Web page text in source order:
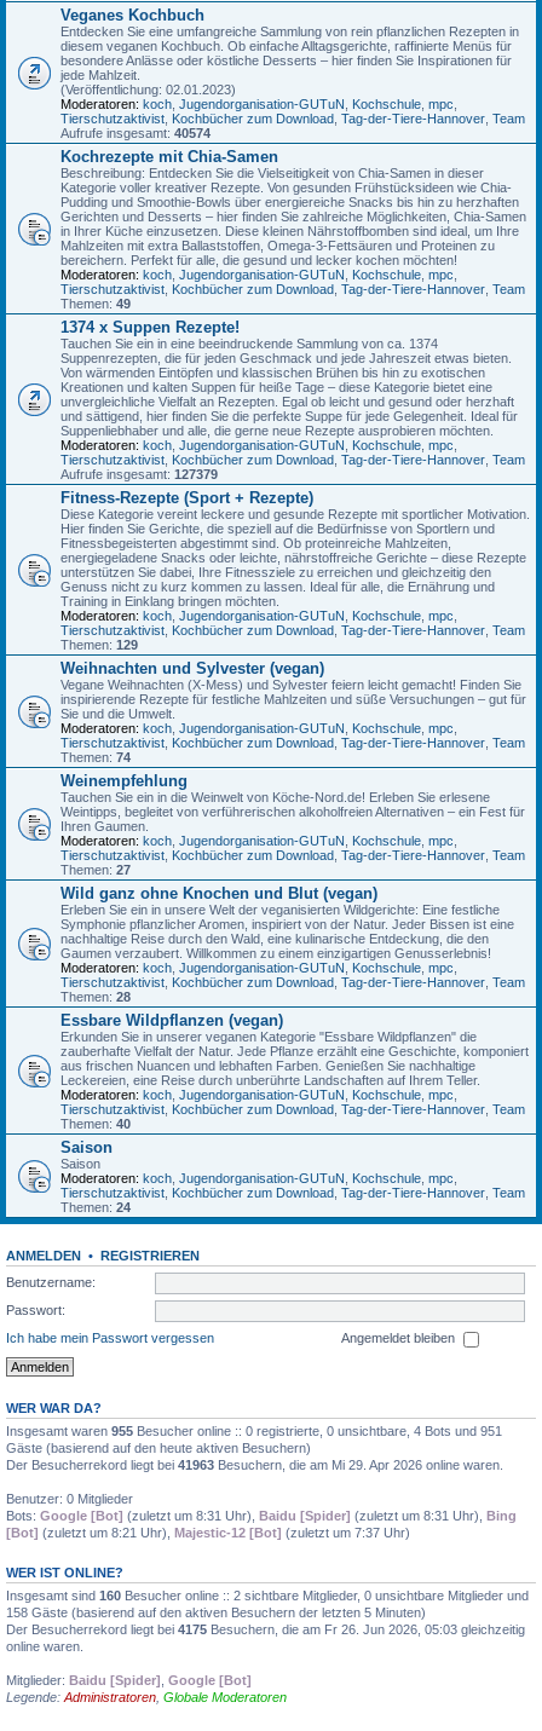
Veganes Kochbuch
Entdecken Sie eine umfangreiche Sammlung von rein pflanzlichen Rezepten in
diesem veganen Kochbuch. Ob einfache Alltagsgerichte, raffinierte Menüs für
besondere Anlässe oder köstliche Desserts – hier finden Sie Inspirationen für
jede Mahlzeit.
(Veröffentlichung: 02.01.2023)
Moderatoren: koch Jugendorganisation-GUTuN Kochschule mpc
Tierschutzaktivist Kochbücher zum Download Tag-der-Tiere-Hannover Team
Aufrufe insgesamt: 40574
Kochrezepte mit Chia-Samen
Beschreibung: Entdecken Sie die Vielseitigkeit von Chia-Samen in dieser
Kategorie voller kreativer Rezepte. Von gesunden Frühstücksideen wie Chia-
Pudding und Smoothie-Bowls über energiereiche Snacks bis hin zu herzhaften
Gerichten und Desserts – hier finden Sie zahlreiche Möglichkeiten, Chia-Samen
in Ihrer Küche einzusetzen. Diese kleinen Nährstoffbomben sind ideal, um Ihre
Mahlzeiten mit extra Ballaststoffen, Omega-3-Fettsäuren und Proteinen zu
bereichern. Perfekt für alle, die gesund und lecker kochen möchten!
Moderatoren: koch Jugendorganisation-GUTuN Kochschule mpc
Tierschutzaktivist Kochbücher zum Download Tag-der-Tiere-Hannover Team
Themen: 49
1374 x Suppen Rezepte!
Tauchen Sie ein in eine beeindruckende Sammlung von ca. 1374
Suppenrezepten, die für jeden Geschmack und jede Jahreszeit etwas bieten.
Von wärmenden Eintöpfen und klassischen Brühen bis hin zu exotischen
Kreationen und kalten Suppen für heiße Tage – diese Kategorie bietet eine
unvergleichliche Vielfalt an Rezepten. Egal ob leicht und gesund oder herzhaft
und sättigend, hier finden Sie die perfekte Suppe für jede Gelegenheit. Ideal für
Suppenliebhaber und alle, die gerne neue Rezepte ausprobieren möchten.
Moderatoren: koch Jugendorganisation-GUTuN Kochschule mpc
Tierschutzaktivist Kochbücher zum Download Tag-der-Tiere-Hannover Team
Aufrufe insgesamt: 127379
Fitness-Rezepte (Sport + Rezepte)
Diese Kategorie vereint leckere und gesunde Rezepte mit sportlicher Motivation.
Hier finden Sie Gerichte, die speziell auf die Bedürfnisse von Sportlern und
Fitnessbegeisterten abgestimmt sind. Ob proteinreiche Mahlzeiten,
energiegeladene Snacks oder leichte, nährstoffreiche Gerichte – diese Rezepte
unterstützen Sie dabei, Ihre Fitnessziele zu erreichen und gleichzeitig den
Genuss nicht zu kurz kommen zu lassen. Ideal für alle, die Ernährung und
Training in Einklang bringen möchten.
Moderatoren: koch Jugendorganisation-GUTuN Kochschule mpc
Tierschutzaktivist Kochbücher zum Download Tag-der-Tiere-Hannover Team
Themen: 129
Weihnachten und Sylvester (vegan)
Vegane Weihnachten (X-Mess) und Sylvester feiern leicht gemacht! Finden Sie
inspirierende Rezepte für festliche Mahlzeiten und süße Versuchungen – gut für
Sie und die Umwelt.
Moderatoren: koch Jugendorganisation-GUTuN Kochschule mpc
Tierschutzaktivist Kochbücher zum Download Tag-der-Tiere-Hannover Team
Themen: 74
Weinempfehlung
Tauchen Sie ein in die Weinwelt von Köche-Nord.de! Erleben Sie erlesene
Weintipps, begleitet von verführerischen alkoholfreien Alternativen – ein Fest für
Ihren Gaumen.
Moderatoren: koch Jugendorganisation-GUTuN Kochschule mpc
Tierschutzaktivist Kochbücher zum Download Tag-der-Tiere-Hannover Team
Themen: 27
Wild ganz ohne Knochen und Blut (vegan)
Erleben Sie ein in unsere Welt der veganisierten Wildgerichte: Eine festliche
Symphonie pflanzlicher Aromen, inspiriert von der Natur. Jeder Bissen ist eine
nachhaltige Reise durch den Wald, eine kulinarische Entdeckung, die den
Gaumen verzaubert. Willkommen zu einem einzigartigen Genusserlebnis!
Moderatoren: koch Jugendorganisation-GUTuN Kochschule mpc
Tierschutzaktivist Kochbücher zum Download Tag-der-Tiere-Hannover Team
Themen: 28
Essbare Wildpflanzen (vegan)
Erkunden Sie in unserer veganen Kategorie "Essbare Wildpflanzen" die
zauberhafte Vielfalt der Natur. Jede Pflanze erzählt eine Geschichte, komponiert
aus frischen Nuancen und lebhaften Farben. Genießen Sie nachhaltige
Leckereien, eine Reise durch unberührte Landschaften auf Ihrem Teller.
Moderatoren: koch Jugendorganisation-GUTuN Kochschule mpc
Tierschutzaktivist Kochbücher zum Download Tag-der-Tiere-Hannover Team
Themen: 40
Saison
Saison
Moderatoren: koch Jugendorganisation-GUTuN Kochschule mpc
Tierschutzaktivist Kochbücher zum Download Tag-der-Tiere-Hannover Team
Themen: 24
ANMELDEN • REGISTRIEREN
Benutzername:
Passwort:
Ich habe mein Passwort vergessen
Angemeldet bleiben
WER WAR DA?
Insgesamt waren 955 Besucher online :: 0 registrierte, 0 unsichtbare, 4 Bots und 951
Gäste (basierend auf den heute aktiven Besuchern)
Der Besucherrekord liegt bei 41963 Besuchern, die am Mi 29. Apr 2026 online waren.
Benutzer: 0 Mitglieder
Bots: Google [Bot] (zuletzt um 8:31 Uhr), Baidu [Spider] (zuletzt um 8:31 Uhr), Bing
[Bot] (zuletzt um 8:21 Uhr), Majestic-12 [Bot] (zuletzt um 7:37 Uhr)
WER IST ONLINE?
Insgesamt sind 160 Besucher online :: 2 sichtbare Mitglieder, 0 unsichtbare Mitglieder und
158 Gäste (basierend auf den aktiven Besuchern der letzten 5 Minuten)
Der Besucherrekord liegt bei 4175 Besuchern, die am Fr 26. Jun 2026, 05:03 gleichzeitig
online waren.
Mitglieder: Baidu [Spider] Google [Bot]
Legende: Administratoren Globale Moderatoren